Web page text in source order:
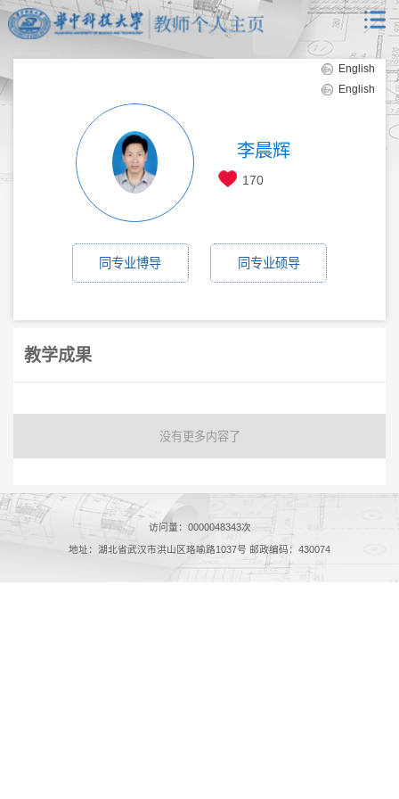
English
English
李晨辉
170
同专业博导 同专业硕导
教学成果
没有更多内容了
访问量： 0000048343次
地址：湖北省武汉市洪山区珞喻路1037号 邮政编码：430074